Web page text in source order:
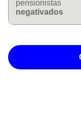
pensionistas
negativados